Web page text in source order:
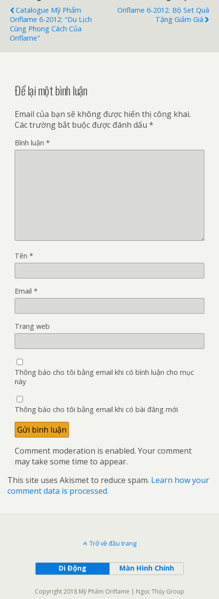
Catalogue Mỹ Phẩm
Oriflame 6-2012: "Du Lịch
Cùng Phong Cách Của
Oriflame"
Oriflame 6-2012: Bộ Set Quà
Tặng Giảm Giá
Để lại một bình luận
Email của bạn sẽ không được hiển thị công khai.
Các trường bắt buộc được đánh dấu *
Bình luận *
Tên *
Email *
Trang web
Thông báo cho tôi bằng email khi có bình luận cho mục
này
Thông báo cho tôi bằng email khi có bài đăng mới
Comment moderation is enabled. Your comment
may take some time to appear.
This site uses Akismet to reduce spam. Learn how your
comment data is processed.
Trở về đầu trang
Di Động Màn Hình Chính
Copyright 2018 Mỹ Phẩm Oriflame | Ngọc Thúy Group